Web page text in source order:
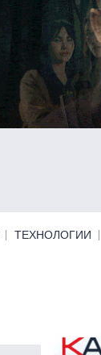
ТЕХНОЛОГИИ